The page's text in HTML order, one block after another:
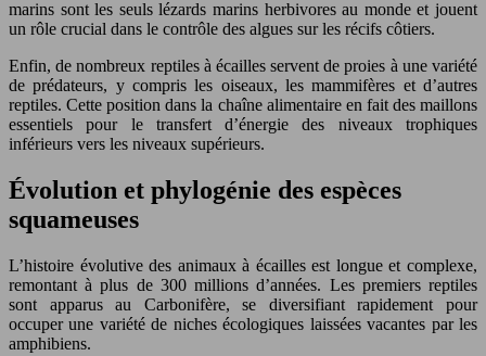
marins sont les seuls lézards marins herbivores au monde et jouent
un rôle crucial dans le contrôle des algues sur les récifs côtiers.
Enfin, de nombreux reptiles à écailles servent de proies à une variété
de prédateurs, y compris les oiseaux, les mammifères et d’autres
reptiles. Cette position dans la chaîne alimentaire en fait des maillons
essentiels pour le transfert d’énergie des niveaux trophiques
inférieurs vers les niveaux supérieurs.
Évolution et phylogénie des espèces
squameuses
L’histoire évolutive des animaux à écailles est longue et complexe,
remontant à plus de 300 millions d’années. Les premiers reptiles
sont apparus au Carbonifère, se diversifiant rapidement pour
occuper une variété de niches écologiques laissées vacantes par les
amphibiens.